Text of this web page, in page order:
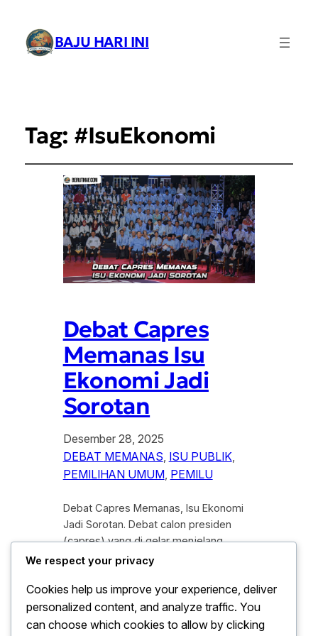
BAJU HARI INI
Tag: #IsuEkonomi
Debat Capres
Memanas Isu
Ekonomi Jadi
Sorotan
Desember 28, 2025
DEBAT MEMANAS, ISU PUBLIK
PEMILIHAN UMUM, PEMILU
Debat Capres Memanas, Isu Ekonomi
Jadi Sorotan. Debat calon presiden
(capres) yang di gelar menjelang
pemilihan umum berlangsung sengit
menjadi fokus utama perdebatan,
seiring meningkatnya kekhawatiran
publik terhadap kondisi daya beli,
We respect your privacy
Cookies help us improve your experience, deliver
personalized content, and analyze traffic. You
can choose which cookies to allow by clicking